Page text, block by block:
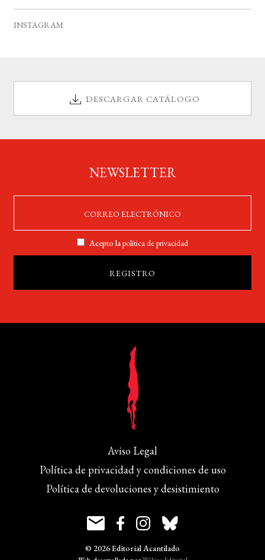
INSTAGRAM
DESCARGAR CATÁLOGO
NEWSLETTER
Acepto lapolítica de privacidad
Aviso Legal
Política de privacidad y condiciones de uso
Política de devoluciones y desistimiento
© 2026 Editorial Acantilado